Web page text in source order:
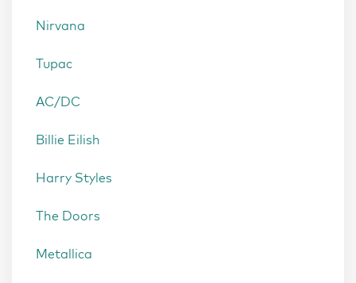
Nirvana
Tupac
AC/DC
Billie Eilish
Harry Styles
The Doors
Metallica